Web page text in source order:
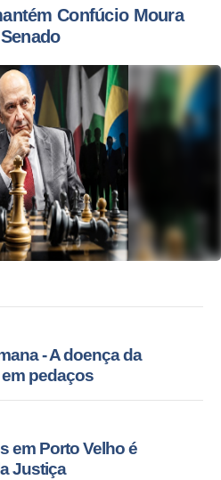
Confúcio Moura
- A doença da
pedaços
em Porto Velho é
Justiça